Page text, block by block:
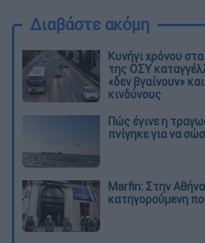
Διαβάστε ακόμη
Κυνήγι χρόνου
της ΟΣΥ
«δεν βγαίνουν»
κινδύνους
Πώς έγινε η
πνίγηκε για να
Marfin: Στην
κατηγορούμενη